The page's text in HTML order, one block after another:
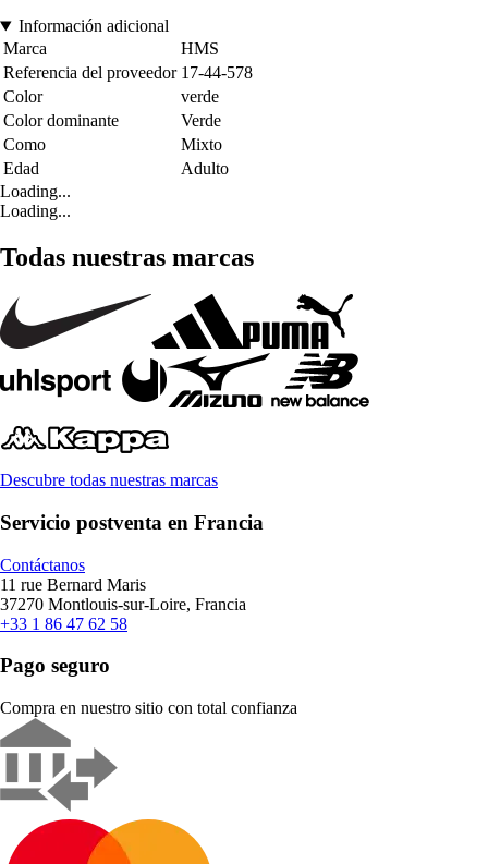
Información adicional
Marca
HMS
Referencia del proveedor 17-44-578
Color
verde
Color dominante
Verde
Como
Mixto
Edad
Adulto
Loading...
Loading...
Todas nuestras marcas
Descubre todas nuestras marcas
Servicio postventa en Francia
Contáctanos
11 rue Bernard Maris
37270 Montlouis-sur-Loire, Francia
+33 1 86 47 62 58
Pago seguro
Compra en nuestro sitio con total confianza